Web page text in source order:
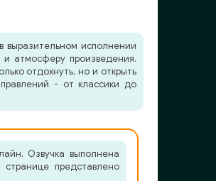
выразительном исполнении
и атмосферу произведения.
отдохнуть, но и открыть
- от классики до
Озвучка выполнена
представлено